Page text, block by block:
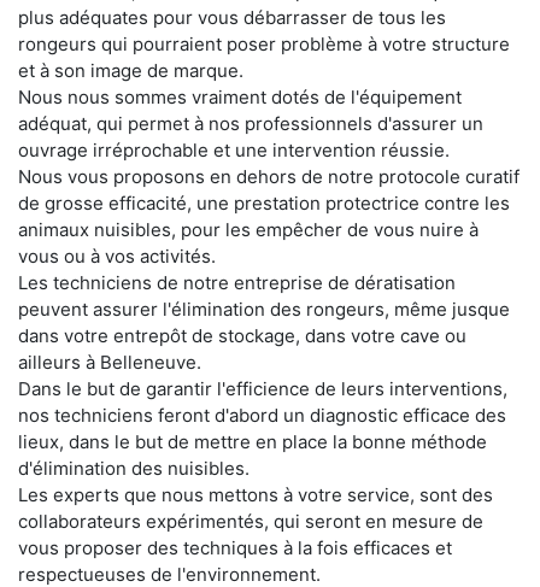
plus adéquates pour vous débarrasser de tous les
rongeurs qui pourraient poser problème à votre structure
et à son image de marque.
Nous nous sommes vraiment dotés de l'équipement
adéquat, qui permet à nos professionnels d'assurer un
ouvrage irréprochable et une intervention réussie.
Nous vous proposons en dehors de notre protocole curatif
de grosse efficacité, une prestation protectrice contre les
animaux nuisibles, pour les empêcher de vous nuire à
vous ou à vos activités.
Les techniciens de notre entreprise de dératisation
peuvent assurer l'élimination des rongeurs, même jusque
dans votre entrepôt de stockage, dans votre cave ou
ailleurs à Belleneuve.
Dans le but de garantir l'efficience de leurs interventions,
nos techniciens feront d'abord un diagnostic efficace des
lieux, dans le but de mettre en place la bonne méthode
d'élimination des nuisibles.
Les experts que nous mettons à votre service, sont des
collaborateurs expérimentés, qui seront en mesure de
vous proposer des techniques à la fois efficaces et
respectueuses de l'environnement.